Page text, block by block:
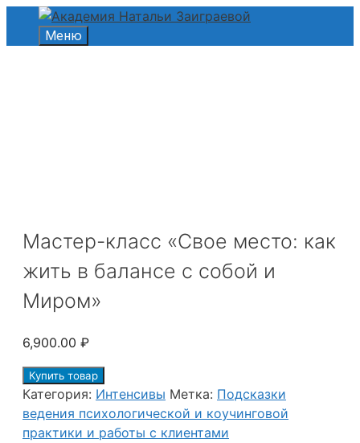
Перейти
Меню
Мастер-класс «Свое место: как
жить в балансе с собой и
Миром»
6,900.00 ₽
Купить товар
Категория: Интенсивы Метка: Подсказки
ведения психологической и коучинговой
практики и работы с клиентами